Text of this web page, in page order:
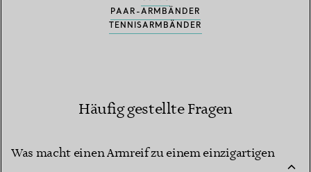
PAAR-ARMBÄNDER
TENNISARMBÄNDER
Häufig gestellte Fragen
Was macht einen Armreif zu einem einzigartigen